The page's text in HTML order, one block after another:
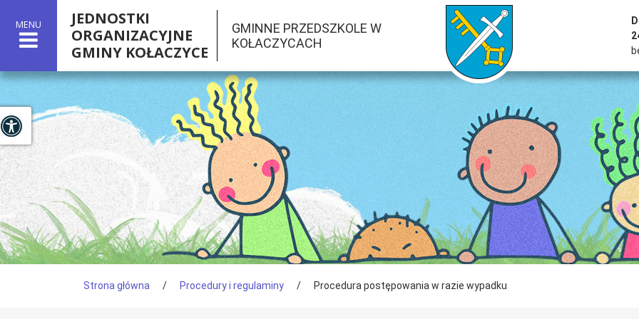
MENU
JEDNOSTKI
ORGANIZACYJNE
GMINY KOŁACZYCE
GMINNE PRZEDSZKOLE W
KOŁACZYCACH
przejść do strony głównej serwisu
Tutaj jesteś
Strona główna / Procedury i regulaminy / Procedura postępowania w razie wypadku

Panel dostosowania ułatwień dostępu